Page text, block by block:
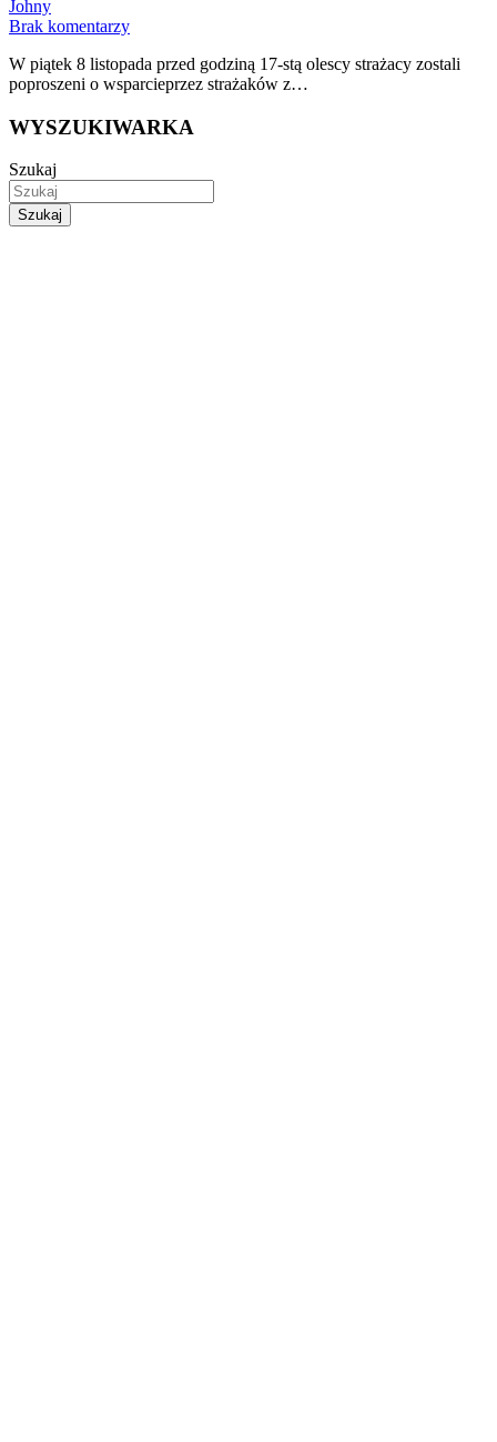
Johny
Brak komentarzy
W piątek 8 listopada przed godziną 17-stą olescy strażacy zostali
poproszeni o wsparcieprzez strażaków z…
WYSZUKIWARKA
Szukaj
Szukaj